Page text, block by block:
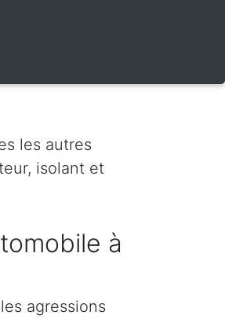
les autres
isolant et
à
agressions